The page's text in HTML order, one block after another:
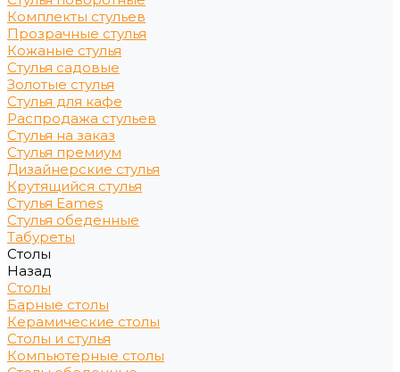
Комплекты стульев
Прозрачные стулья
Кожаные стулья
Стулья садовые
Золотые стулья
Стулья для кафе
Распродажа стульев
Стулья на заказ
Стулья премиум
Дизайнерские стулья
Крутящийся стулья
Стулья Eames
Стулья обеденные
Табуреты
Столы
Назад
Столы
Барные столы
Керамические столы
Столы и стулья
Компьютерные столы